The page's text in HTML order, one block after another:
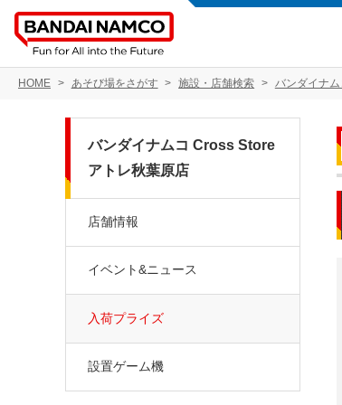
HOME あそび場をさがす 施設・店舗検索 バンダイナ
バンダイナムコ Cross Store
アトレ秋葉原店
店舗情報
イベント&ニュース
入荷プライズ
設置ゲーム機